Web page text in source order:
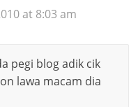
at 8:03 am
pegi blog adik cik
lawa macam dia